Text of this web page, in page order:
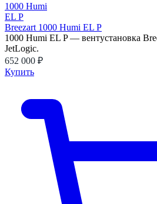
Breezart 1000 Humi EL P
1000 Humi EL P — вентустановка
JetLogic.
652 000 ₽
Купить